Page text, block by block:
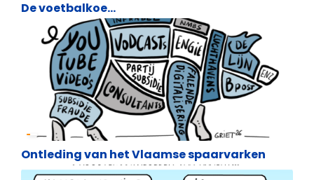
De voetbalkoe…
Cartoons
Ontleding van het Vlaamse spaarvarken